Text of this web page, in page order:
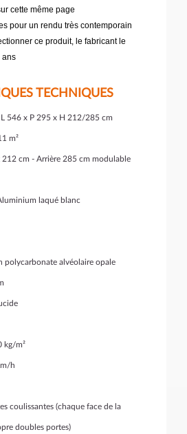
cette même page
pour un rendu très contemporain
ce produit, le fabricant le
ans
TECHNIQUES
L 546 x P 295 x H 212/285 cm
m²
212 cm - Arrière 285 cm modulable
laqué blanc
polycarbonate alvéolaire opale
kg/m²
h
coulissantes (chaque face de la
doubles portes)